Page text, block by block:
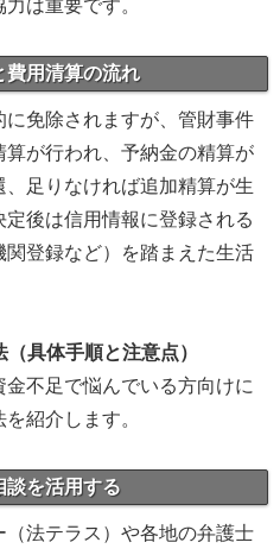
は重要です。
費用清算の流れ
免除されますが、管財事件
が行われ、予納金の精算が
足りなければ追加精算が生
後は信用情報に登録される
登録など）を踏まえた生活
具体手順と注意点）
不足で悩んでいる方向けに
紹介します。
談を活用する
法テラス）や各地の弁護士